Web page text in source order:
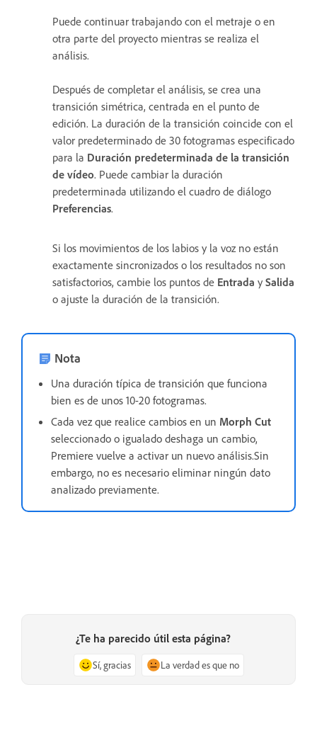
Puede continuar trabajando con el metraje o en
otra parte del proyecto mientras se realiza el
análisis.
Después de completar el análisis, se crea una
transición simétrica, centrada en el punto de
edición. La duración de la transición coincide con el
valor predeterminado de 30 fotogramas especificado
para la Duración predeterminada de la transición
de vídeo. Puede cambiar la duración
predeterminada utilizando el cuadro de diálogo
Preferencias.
Si los movimientos de los labios y la voz no están
exactamente sincronizados o los resultados no son
satisfactorios, cambie los puntos de Entrada y Salida
o ajuste la duración de la transición.
Nota
Una duración típica de transición que funciona
bien es de unos 10-20 fotogramas.
Cada vez que realice cambios en un Morph Cut
seleccionado o igualado deshaga un cambio,
Premiere vuelve a activar un nuevo análisis.Sin
embargo, no es necesario eliminar ningún dato
analizado previamente.
¿Te ha parecido útil esta página?
Sí, gracias La verdad es que no